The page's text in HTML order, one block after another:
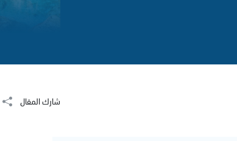
شارك المقال